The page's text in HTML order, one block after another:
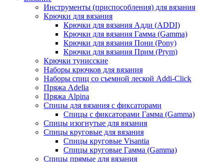
Инструменты (приспособления) для вязания
Крючки для вязания
Крючки для вязания Адди (ADDI)
Крючки для вязания Гамма (Gamma)
Крючки для вязания Пони (Pony)
Крючки для вязания Прим (Prym)
Крючки тунисские
Наборы крючков для вязания
Наборы спиц со съемной леской Addi-Click
Пряжа Adelia
Пряжа Alpina
Спицы для вязания с фиксаторами
Спицы с фиксаторами Гамма (Gamma)
Спицы изогнутые для вязания
Спицы круговые для вязания
Спицы круговые Visantia
Спицы круговые Гамма (Gamma)
Спицы прямые для вязания